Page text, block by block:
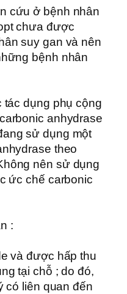
cứu ở bệnh nhân
chưa được
suy gan và nên
bệnh nhân
tác dụng phụ cộng
anhydrase
sử dụng một
theo
nên sử dụng
ức chế carbonic
:
và được hấp thu
tại chỗ ; do đó,
có liên quan đến